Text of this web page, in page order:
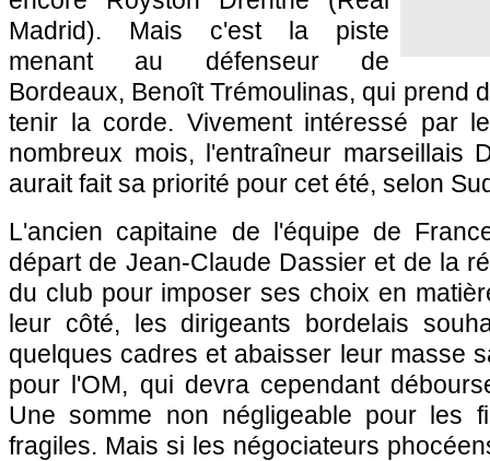
Madrid). Mais c'est la piste
menant au défenseur de
Bordeaux, Benoît Trémoulinas, qui prend
tenir la corde. Vivement intéressé par
nombreux mois, l'entraîneur marseillais
aurait fait sa priorité pour cet été, selon
L'ancien capitaine de l'équipe de
départ de Jean-Claude Dassier et de la
du club pour imposer ses choix en
leur côté, les dirigeants bordelais
quelques cadres et abaisser leur masse
pour l'OM, qui devra cependant
Une somme non négligeable pour les
fragiles. Mais si les négociateurs